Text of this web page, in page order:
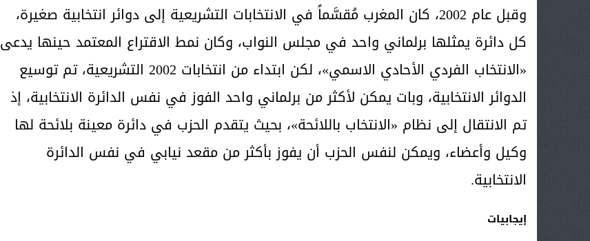
وقبل عام 2002، كان المغرب مُقسَّماً في الانتخابات التشريعية إلى دوائر انتخابية صغيرة،
كل دائرة يمثلها برلماني واحد في مجلس النواب، وكان نمط الاقتراع المعتمد حينها يدعى
«الانتخاب الفردي الأحادي الاسمي»، لكن ابتداء من انتخابات 2002 التشريعية، تم توسيع
الدوائر الانتخابية، وبات يمكن لأكثر من برلماني واحد الفوز في نفس الدائرة الانتخابية، إذ
تم الانتقال إلى نظام «الانتخاب باللائحة»، بحيث يتقدم الحزب في دائرة معينة بلائحة لها
وكيل وأعضاء، ويمكن لنفس الحزب أن يفوز بأكثر من مقعد نيابي في نفس الدائرة
الانتخابية.
إيجابيات